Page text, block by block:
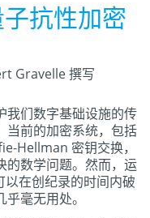
抗性加密
Gravelle 撰写
我们数字基础设施的传
当前的加密系统，包括
Hellman 密钥交换，
的数学问题。然而，运
在创纪录的时间内破
毫无用处。